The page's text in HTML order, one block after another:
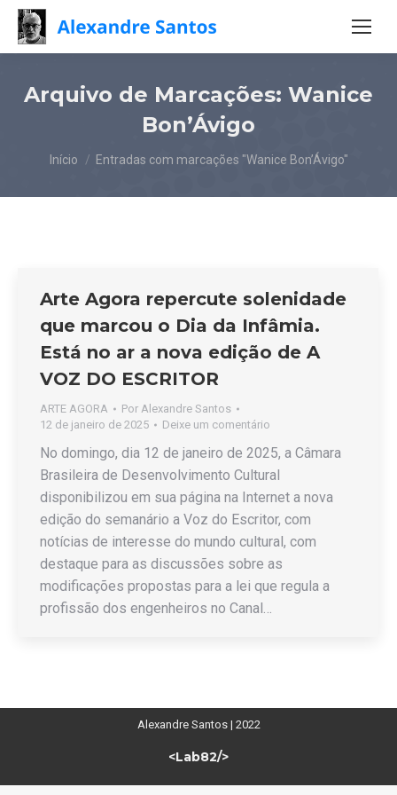
Arquivo de Marcações: Wanice
Bon’Ávigo
Você está aqui:
Início Entradas com marcações "Wanice Bon’Ávigo"
Arte Agora repercute solenidade
que marcou o Dia da Infâmia.
Está no ar a nova edição de A
VOZ DO ESCRITOR
ARTE AGORA Por Alexandre Santos
12 de janeiro de 2025
Deixe um comentário
No domingo, dia 12 de janeiro de 2025, a Câmara
Brasileira de Desenvolvimento Cultural
disponibilizou em sua página na Internet a nova
edição do semanário a Voz do Escritor, com
notícias de interesse do mundo cultural, com
destaque para as discussões sobre as
modificações propostas para a lei que regula a
profissão dos engenheiros no Canal…
Alexandre Santos | 2022
<Lab82/>